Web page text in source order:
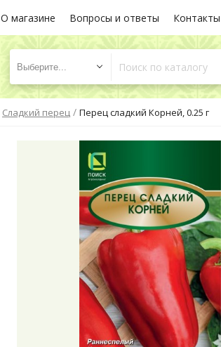
О магазине Вопросы и ответы Контакты
Выберите...
Сладкий перец / Перец сладкий Корней, 0.25 г